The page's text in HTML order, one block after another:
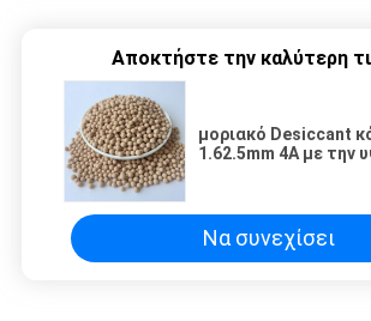
Αποκτήστε την καλύτερη
μοριακό Desiccant
1.62.5mm 4A με την
Να συνεχίσει